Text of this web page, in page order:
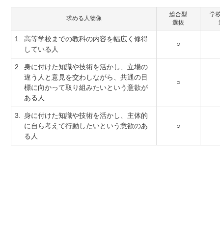
求める人物像
総合型
選抜
学
1. 高等学校までの教科の内容を幅広く修得
している人
○
2. 身に付けた知識や技術を活かし、立場の
違う人と意見を交わしながら、共通の目
標に向かって取り組みたいという意欲が
ある人
○
3. 身に付けた知識や技術を活かし、主体的
に自ら考えて行動したいという意欲のあ
る人
○